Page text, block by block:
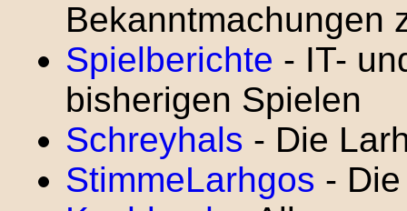
Bekanntmachungen
Spielberichte - IT-
bisherigen Spielen
Schreyhals - Die
StimmeLarhgos -